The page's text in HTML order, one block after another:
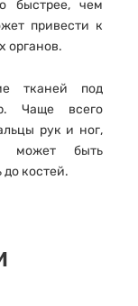
быстрее, чем
привести к
органов.
тканей под
Чаще всего
рук и ног,
может быть
костей.